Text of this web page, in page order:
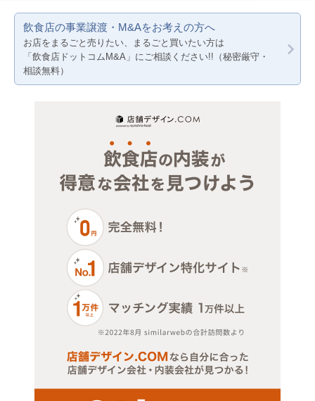
サロン（マッサージ・エステ・ネイルなど）
医療・歯科・クリニック
その他サービス・その他
千葉
埼玉
神奈川
千葉
飲食店の事業譲渡・M&Aをお考えの方へ
お店をまるごと売りたい、まるごと買いたい方は
「飲食店ドットコムM&A」にご相談ください!!（秘密厳守・
相談無料）